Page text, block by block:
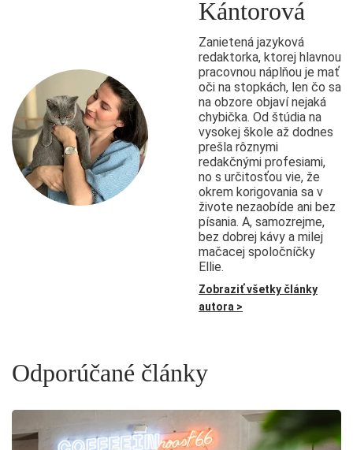
Kántorová
Zanietená jazyková
redaktorka, ktorej hlavnou
pracovnou náplňou je mať
oči na stopkách, len čo sa
na obzore objaví nejaká
chybička. Od štúdia na
vysokej škole až dodnes
prešla rôznymi
redakčnými profesiami,
no s určitosťou vie, že
okrem korigovania sa v
živote nezaobíde ani bez
písania. A, samozrejme,
bez dobrej kávy a milej
mačacej spoločníčky
Ellie.
Zobraziť všetky články
autora >
Odporúčané články